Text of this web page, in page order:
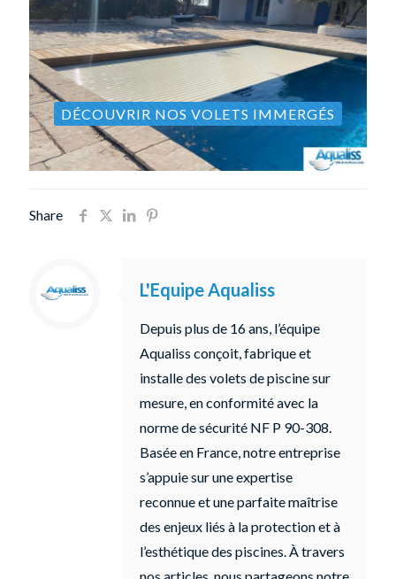
DÉCOUVRIR NOS VOLETS IMMERGÉS
Share
L'Equipe Aqualiss
Depuis plus de 16 ans, l’équipe
Aqualiss conçoit, fabrique et
installe des volets de piscine sur
mesure, en conformité avec la
norme de sécurité NF P 90-308.
Basée en France, notre entreprise
s’appuie sur une expertise
reconnue et une parfaite maîtrise
des enjeux liés à la protection et à
l’esthétique des piscines. À travers